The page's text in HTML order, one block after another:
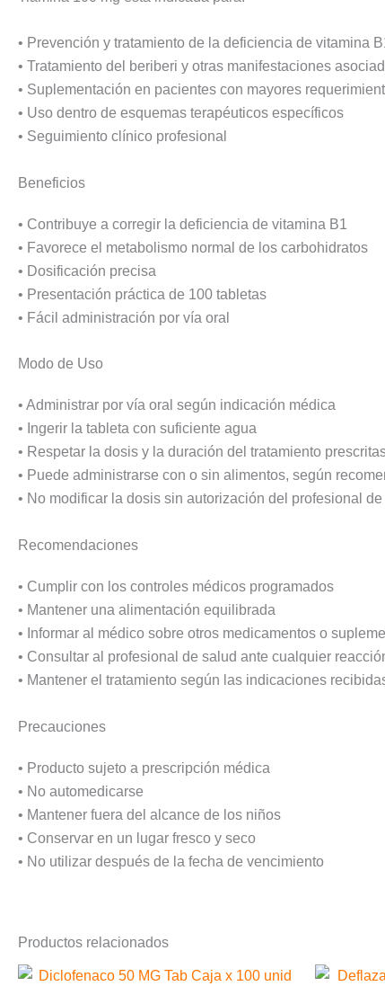
• Prevención y tratamiento de la deficiencia de vitamina
• Tratamiento del beriberi y otras manifestaciones
• Suplementación en pacientes con mayores
• Uso dentro de esquemas terapéuticos específicos
• Seguimiento clínico profesional
Beneficios
• Contribuye a corregir la deficiencia de vitamina B1
• Favorece el metabolismo normal de los carbohidratos
• Dosificación precisa
• Presentación práctica de 100 tabletas
• Fácil administración por vía oral
Modo de Uso
• Administrar por vía oral según indicación médica
• Ingerir la tableta con suficiente agua
• Respetar la dosis y la duración del tratamiento
• Puede administrarse con o sin alimentos, según
• No modificar la dosis sin autorización del profesional de
Recomendaciones
• Cumplir con los controles médicos programados
• Mantener una alimentación equilibrada
• Informar al médico sobre otros medicamentos o
• Consultar al profesional de salud ante cualquier
• Mantener el tratamiento según las indicaciones
Precauciones
• Producto sujeto a prescripción médica
• No automedicarse
• Mantener fuera del alcance de los niños
• Conservar en un lugar fresco y seco
• No utilizar después de la fecha de vencimiento
Productos relacionados